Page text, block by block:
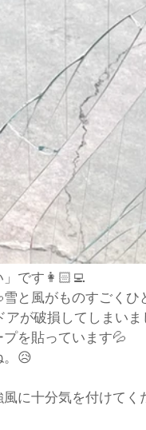
です👩🏻‍💻
雪と風がものすごく
アが破損してしまい
を貼っています💦
。😥
に十分気を付けてく